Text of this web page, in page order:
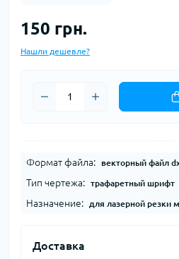
150 грн.
Нашли дешевле?
Формат файла: векторный файл
Тип чертежа: трафаретный шрифт
Назначение: для лазерной резки
Доставка